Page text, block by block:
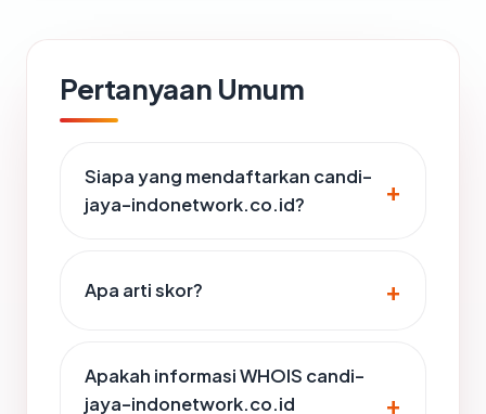
Pertanyaan Umum
Siapa yang mendaftarkan candi-
jaya-indonetwork.co.id?
Apa arti skor?
Apakah informasi WHOIS candi-
jaya-indonetwork.co.id